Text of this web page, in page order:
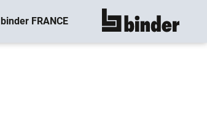
binder FRANCE montre tout